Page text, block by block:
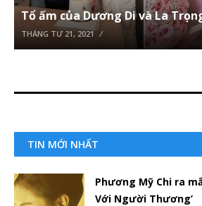
Tổ ấm của Dương Di và La
THÁNG TƯ 21, 2021
TIN MỚI NHẤT
Phương Mỹ Chi ra
Với Người Thương’